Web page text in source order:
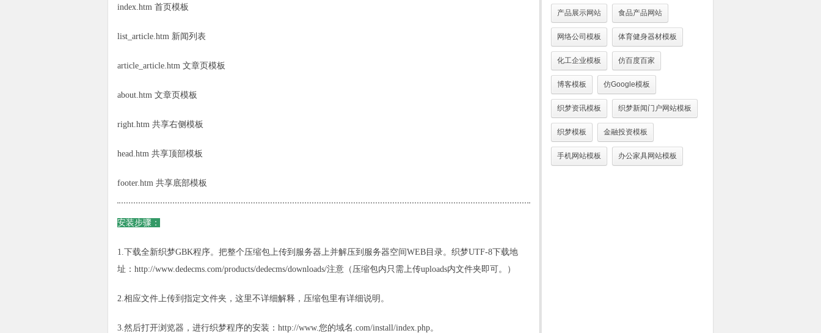
index.htm 首页模板
list_article.htm 新闻列表
article_article.htm 文章页模板
about.htm 文章页模板
right.htm 共享右侧模板
head.htm 共享顶部模板
footer.htm 共享底部模板
安装步骤：
1.下载全新织梦GBK程序。把整个压缩包上传到服务器上并解压到 服务器空间WEB目录。织梦UTF-8下载地
址：http://www.dedecms.com/products/dedecms/downloads/注意（压缩包内只需上传uploads内文件夹即可。）
2.相应文件上传到指定文件夹，这里不详细解释，压缩包里有详细说明。
3.然后打开浏览器，进行织梦程序的安装：http://www.您的域名.com/install/index.php。
产品展示网站 食品产品网站
网络公司模板 体育健身器材模板
化工企业模板 仿百度百家
博客模板 仿Google模板
织梦资讯模板 织梦新闻门户网站模板
织梦模板 金融投资模板
手机网站模板 办公家具网站模板